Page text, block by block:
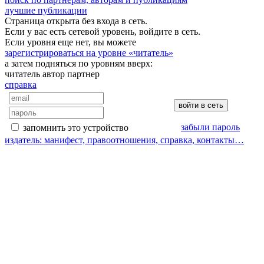
лучшие публикации
Страница открыта без входа в сеть.
Если у вас есть сетевой уровень, войдите в сеть.
Если уровня еще нет, вы можете
зарегистрироваться на уровне «читатель»
а затем подняться по уровням вверх:
читатель автор партнер
справка
запомнить это устройство
забыли пароль
издатель: манифест, правоотношения, справка, контакты…